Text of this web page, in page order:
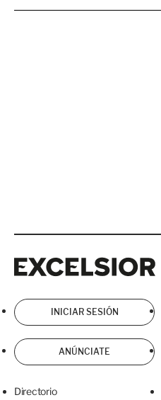
INICIAR SESIÓN
ANÚNCIATE
Directorio